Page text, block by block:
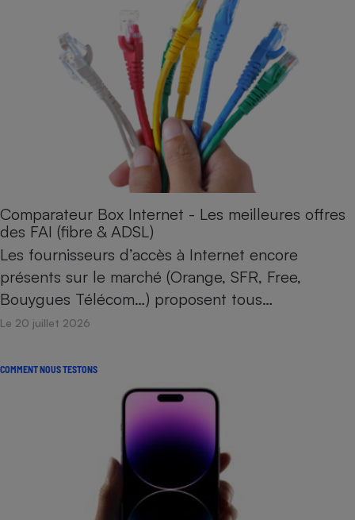
Comparateur Box Internet - Les meilleures offres
des FAI (fibre & ADSL)
Les fournisseurs d’accès à Internet encore
présents sur le marché (Orange, SFR, Free,
Bouygues Télécom…) proposent tous…
Le 20 juillet 2026
COMMENT NOUS TESTONS